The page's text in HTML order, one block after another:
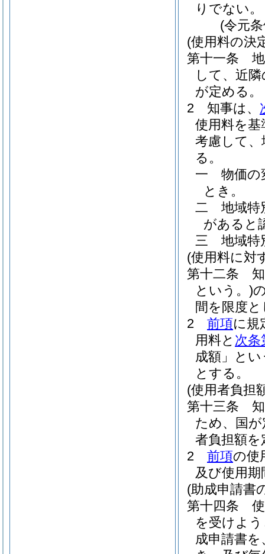
りでない。
(令元
(使用料の決
第十一条
して、近
が定める。
2
知事は、
使用料を
考慮して
る。
一
物価の
とき。
二
地域特
があると
三
地域特
(使用料に対
第十二条
という。)
間を限度
2
前項に規
用料と 次条
成額」とい
とする。
(使用者負担
第十三条
ため、国
者負担額
2
前項の使
及び使用
(助成申請書
第十四条
を受けよ
成申請書